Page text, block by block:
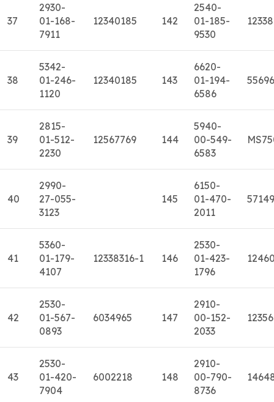
37
2930-
01-168-
7911
12340185 142
2540-
01-185-
9530
38
5342-
01-246-
1120
12340185 143
6620-
01-194-
6586
39
2815-
01-512-
2230
12567769 144
5940-
00-549-
6583
40
2990-
27-055-
3123
145
6150-
01-470-
2011
41
5360-
01-179-
4107
12338316-1 146
2530-
01-423-
1796
42
2530-
01-567-
0893
6034965 147
2910-
00-152-
2033
43
2530-
01-420-
7904
6002218 148
2910-
00-790-
8736